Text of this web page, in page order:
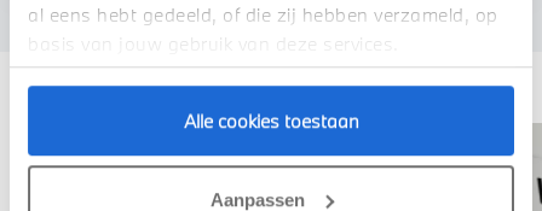
al eens hebt gedeeld, of die zij hebben verzameld, op
basis van jouw gebruik van deze services.
Alle cookies toestaan
Aanpassen
Deze zijn vergelijkbaar